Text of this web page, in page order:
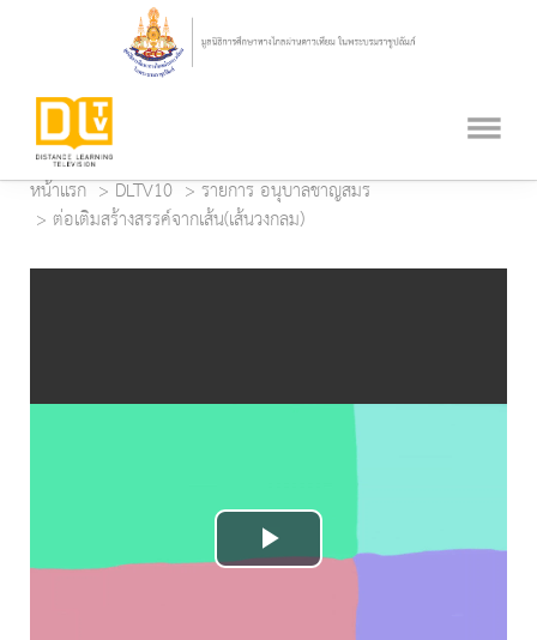
หน้าแรก DLTV10
รายการ อนุบาลชาญสมร
ต่อเติมสร้างสรรค์จากเส้น(เส้นวงกลม)
Play
Video